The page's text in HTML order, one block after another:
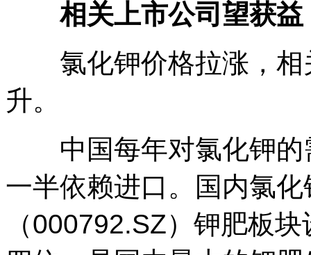
相关上市公司望获益
氯化钾价格拉涨，相
升。
中国每年对氯化钾的
一半依赖进口。国内氯
（000792.SZ）钾肥板